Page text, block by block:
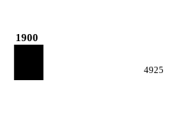
1900
4925